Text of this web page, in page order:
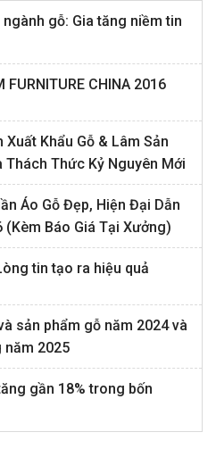
gỗ: Gia tăng niềm tin
FURNITURE CHINA 2016
Xuất Khẩu Gỗ & Lâm Sản
Thách Thức Kỷ Nguyên Mới
Áo Gỗ Đẹp, Hiện Đại Dẫn
Báo Giá Tại Xưởng)
tin tạo ra hiệu quả
sản phẩm gỗ năm 2024 và
năm 2025
gần 18% trong bốn